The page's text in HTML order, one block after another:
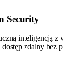
Security
zdalny